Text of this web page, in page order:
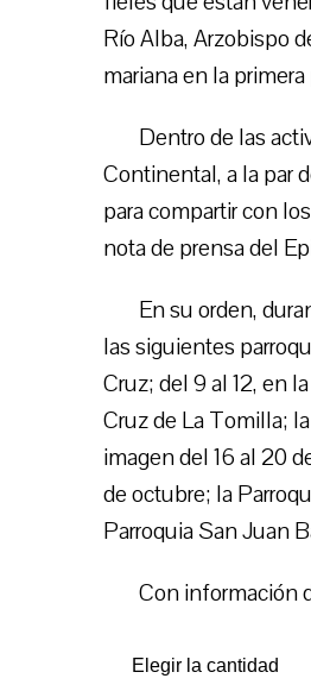
Río Alba, Arzobispo
mariana en la
Dentro de las
Continental, a la par
para compartir con
nota de prensa del
En su orden,
las siguientes
Cruz; del 9 al 12, en
Cruz de La Tomilla;
imagen del 16 al 20
de octubre; la
Parroquia San Juan
Con información